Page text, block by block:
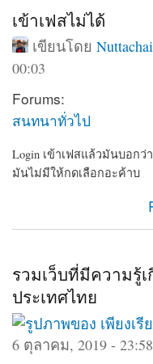
เข้าเฟสไม่ได้
เขียนโดย
00:03
Forums:
สนทนาทั่วไป
Login เข้าเฟสแล้วมันบอกว่
มันไม่มีให้กดเลือกอะค้าบ
รวมเว็บที่มีความรู้เ
ประเทศไทย
6 ตุลาคม, 2019 - 23:58